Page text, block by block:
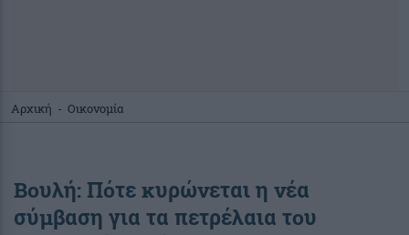
Αρχική - Οικονομία
Βουλή: Πότε κυρώνεται η νέα
σύμβαση για τα πετρέλαια του